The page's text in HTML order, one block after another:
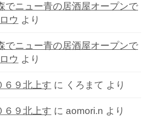
でニュー青の居酒屋オープンで
ウ より
でニュー青の居酒屋オープンで
ウ より
６９北上す に くろまて より
６９北上す に aomori.n より